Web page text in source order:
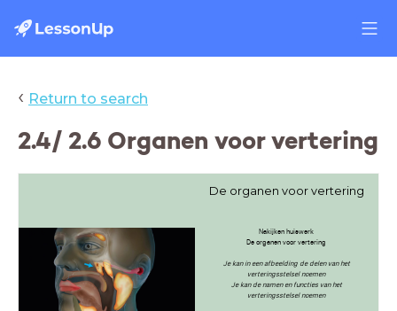
‹ Return to search
2.4/ 2.6 Organen voor vertering
De organen voor vertering
Nakijken huiswerk
De organen voor vertering
Je kan in een afbeelding de delen van het
verteringsstelsel noemen
Je kan de namen en functies van het
verteringsstelsel noemen